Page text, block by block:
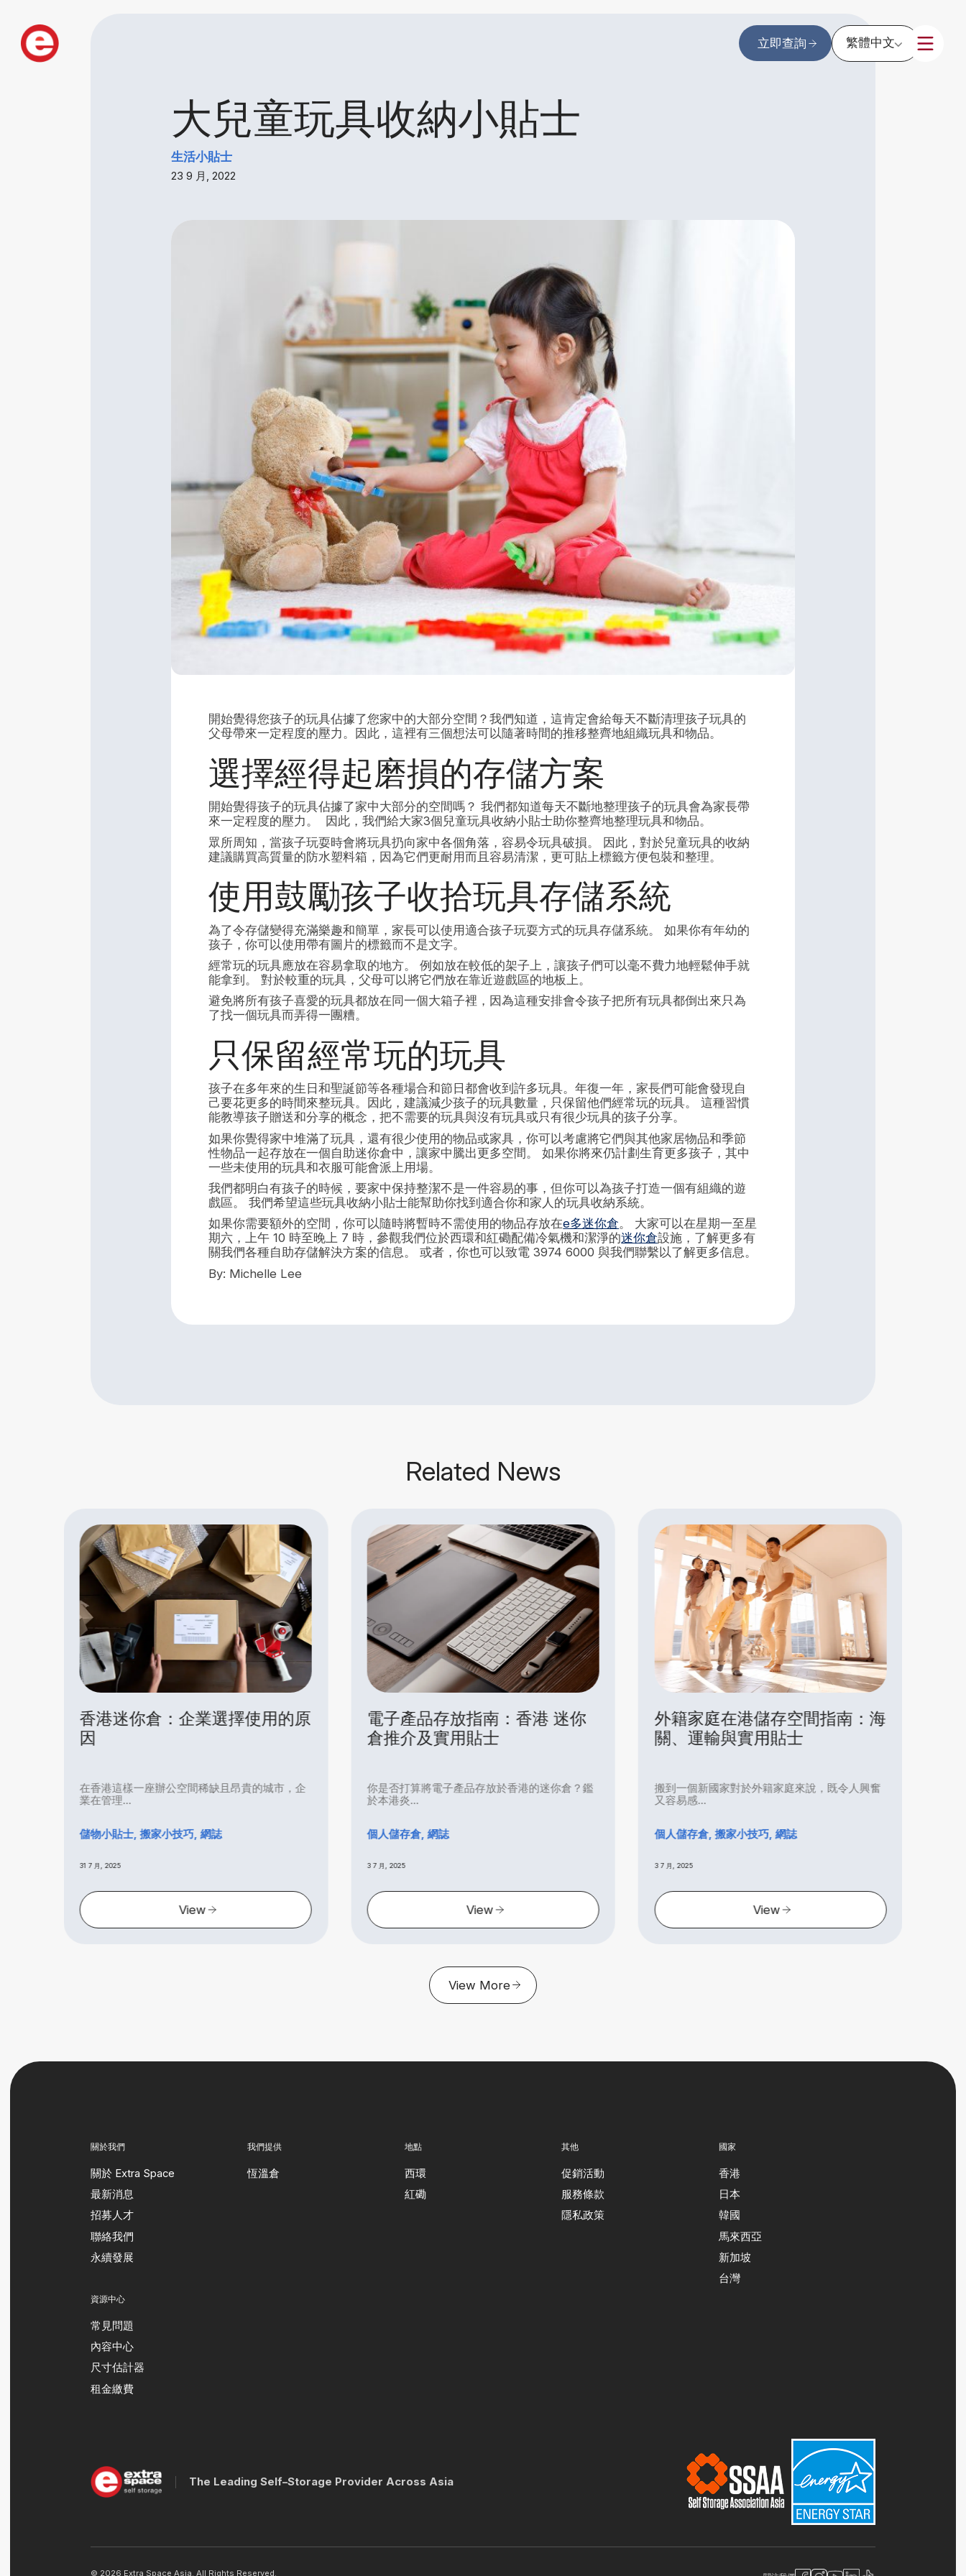
立即查詢 繁體中文
大兒童玩具收納小貼士
生活小貼士
23 9 月, 2022
開始覺得您孩子的玩具佔據了您家中的大部分空間？我們知道，這肯定會給每天不斷清理孩子玩具的
父母帶來一定程度的壓力。因此，這裡有三個想法可以隨著時間的推移整齊地組織玩具和物品。
選擇經得起磨損的存儲方案
開始覺得孩子的玩具佔據了家中大部分的空間嗎？ 我們都知道每天不斷地整理孩子的玩具會為家長帶
來一定程度的壓力。 因此，我們給大家3個兒童玩具收納小貼士助你整齊地整理玩具和物品。
眾所周知，當孩子玩耍時會將玩具扔向家中各個角落，容易令玩具破損。 因此，對於兒童玩具的收納
建議購買高質量的防水塑料箱，因為它們更耐用而且容易清潔，更可貼上標籤方便包裝和整理。
使用鼓勵孩子收拾玩具存儲系統
為了令存儲變得充滿樂趣和簡單，家長可以使用適合孩子玩耍方式的玩具存儲系統。 如果你有年幼的
孩子，你可以使用帶有圖片的標籤而不是文字。
經常玩的玩具應放在容易拿取的地方。 例如放在較低的架子上，讓孩子們可以毫不費力地輕鬆伸手就
能拿到。 對於較重的玩具，父母可以將它們放在靠近遊戲區的地板上。
避免將所有孩子喜愛的玩具都放在同一個大箱子裡，因為這種安排會令孩子把所有玩具都倒出來只為
了找一個玩具而弄得一團糟。
只保留經常玩的玩具
孩子在多年來的生日和聖誕節等各種場合和節日都會收到許多玩具。年復一年，家長們可能會發現自
己要花更多的時間來整玩具。因此，建議減少孩子的玩具數量，只保留他們經常玩的玩具。 這種習慣
能教導孩子贈送和分享的概念，把不需要的玩具與沒有玩具或只有很少玩具的孩子分享。
如果你覺得家中堆滿了玩具，還有很少使用的物品或家具，你可以考慮將它們與其他家居物品和季節
性物品一起存放在一個自助迷你倉中，讓家中騰出更多空間。 如果你將來仍計劃生育更多孩子，其中
一些未使用的玩具和衣服可能會派上用場。
我們都明白有孩子的時候，要家中保持整潔不是一件容易的事，但你可以為孩子打造一個有組織的遊
戲區。 我們希望這些玩具收納小貼士能幫助你找到適合你和家人的玩具收納系統。
如果你需要額外的空間，你可以隨時將暫時不需使用的物品存放在e多迷你倉。 大家可以在星期一至星
期六，上午 10 時至晚上 7 時，參觀我們位於西環和紅磡配備冷氣機和潔淨的迷你倉設施，了解更多有
關我們各種自助存儲解決方案的信息。 或者，你也可以致電 3974 6000 與我們聯繫以了解更多信息。
By: Michelle Lee
Related News
使用的原
電子產品存放指南：香港 迷你
你是否打算將電子產品存放於香港的迷你倉？鑑
個人儲存倉, 網誌
外籍家庭在港儲存空間指南：海
關、運輸與實用貼士
搬到一個新國家對於外籍家庭來說，既令人興奮
個人儲存倉, 搬家小技巧, 網誌
搬到香港？迷你倉如何幫你輕鬆
過渡
搬到香港是一段令人興奮的新旅程，但同時也可
個人儲存倉, 搬家小技巧, 網誌
View More
關於我們
關於 Extra Space
最新消息
招募人才
聯絡我們
永續發展
資源中心
常見問題
內容中心
尺寸估計器
租金繳費
我們提供
恆溫倉
地點
西環
紅磡
其他
促銷活動
服務條款
隱私政策
國家
香港
日本
韓國
馬來西亞
新加坡
台灣
The Leading Self–Storage Provider Across Asia
© 2026 Extra Space Asia. All Rights Reserved.